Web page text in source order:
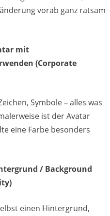
vorab ganz ratsam
mit
(Corporate
Symbole – alles was
ist der Avatar
eine Farbe besonders
/ Background
einen Hintergrund,